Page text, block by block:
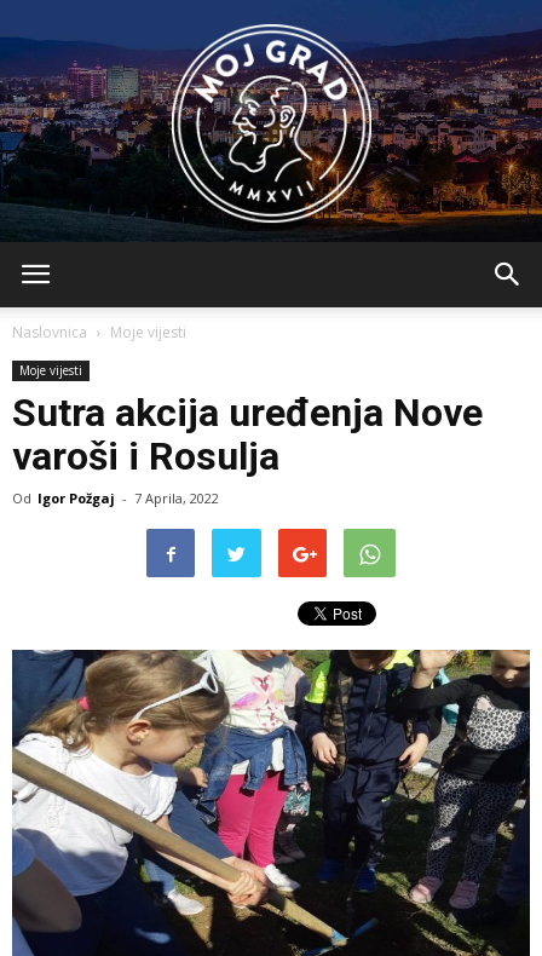
Naslovnica Moje vijesti
Moje vijesti
Sutra akcija uređenja Nove
varoši i Rosulja
Od Igor Požgaj - 7 Aprila, 2022